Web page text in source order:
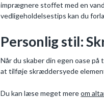
imprægnere stoffet med en
vedligeholdelsestips kan du
Personlig stil:
Når du skaber din egen oase
at tilføje skræddersyede
Du kan læse meget mereom